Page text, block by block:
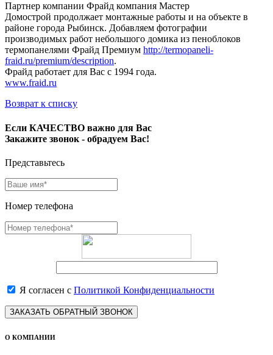
Партнер компании Фрайд компания Мастер
Домострой продолжает монтажные работы и на объекте в
районе города Рыбинск. Добавляем фотографии
производимых работ небольшого домика из пеноблоков
термопанелями Фрайд Премиум http://termopaneli-
fraid.ru/premium/description.
Фрайд работает для Вас с 1994 года.
www.fraid.ru
Возврат к списку
Если КАЧЕСТВО важно для Вас
Закажите звонок - обрадуем Вас!
Представьтесь
Номер телефона
Я согласен с Политикой Конфиденциальности
ЗАКАЗАТЬ ОБРАТНЫЙ ЗВОНОК
О КОМПАНИИ